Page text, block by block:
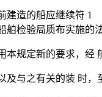
建造的船应继续符 1
检验局质布实施的法
规定新的要求，经
与之有关的装 时，